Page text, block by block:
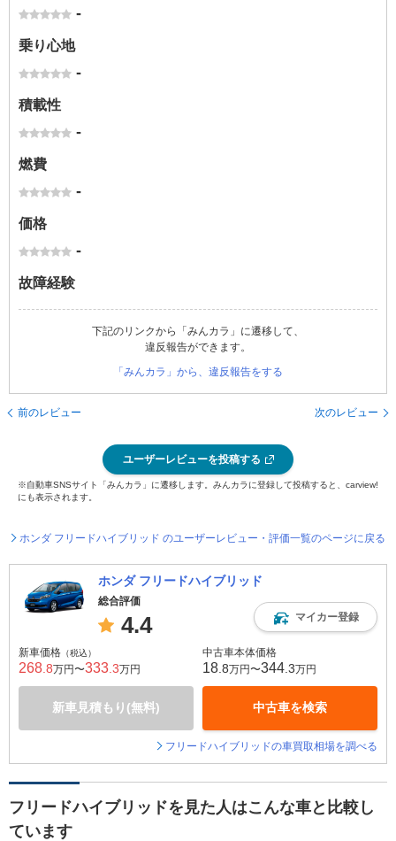
-
乗り心地
-
積載性
-
燃費
-
価格
-
故障経験
下記のリンクから「みんカラ」に遷移して、
違反報告ができます。
「みんカラ」から、違反報告をする
前のレビュー 次のレビュー
ユーザーレビューを投稿する
※自動車SNSサイト「みんカラ」に遷移します。みんカラに登録して投稿すると、carview!
にも表示されます。
ホンダ フリードハイブリッド のユーザーレビュー・評価一覧のページに戻る
ホンダ フリードハイブリッド
総合評価
4.4 マイカー登録
新車価格 （税込）
268 .8万円〜333 .3万円
新車見積もり(無料)
中古車本体価格
18 .8万円〜344 .3万円
中古車を検索
フリードハイブリッドの車買取相場を調べる
フリードハイブリッドを見た人はこんな車と比較し
ています